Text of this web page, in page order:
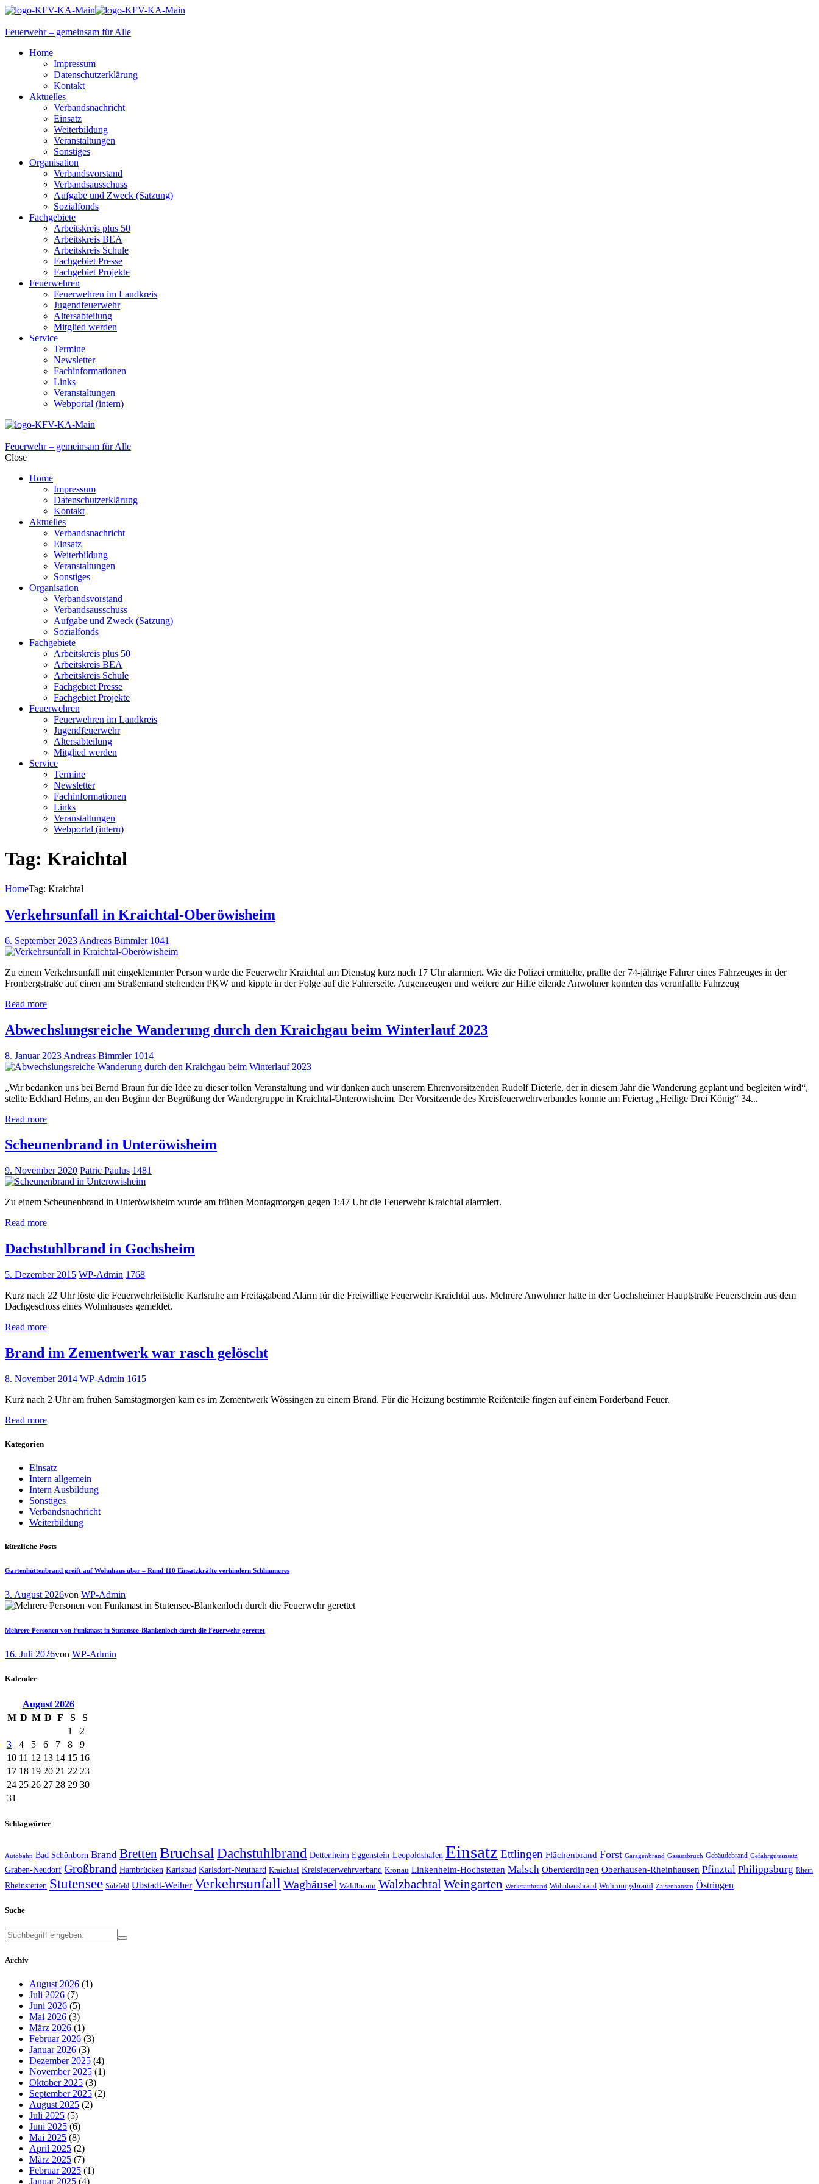
Feuerwehr – gemeinsam für Alle
Home
Impressum
Datenschutzerklärung
Kontakt
Aktuelles
Verbandsnachricht
Einsatz
Weiterbildung
Veranstaltungen
Sonstiges
Organisation
Verbandsvorstand
Verbandsausschuss
Aufgabe und Zweck (Satzung)
Sozialfonds
Fachgebiete
Arbeitskreis plus 50
Arbeitskreis BEA
Arbeitskreis Schule
Fachgebiet Presse
Fachgebiet Projekte
Feuerwehren
Feuerwehren im Landkreis
Jugendfeuerwehr
Altersabteilung
Mitglied werden
Service
Termine
Newsletter
Fachinformationen
Links
Veranstaltungen
Webportal (intern)
Feuerwehr – gemeinsam für Alle
Close
Home
Impressum
Datenschutzerklärung
Kontakt
Aktuelles
Verbandsnachricht
Einsatz
Weiterbildung
Veranstaltungen
Sonstiges
Organisation
Verbandsvorstand
Verbandsausschuss
Aufgabe und Zweck (Satzung)
Sozialfonds
Fachgebiete
Arbeitskreis plus 50
Arbeitskreis BEA
Arbeitskreis Schule
Fachgebiet Presse
Fachgebiet Projekte
Feuerwehren
Feuerwehren im Landkreis
Jugendfeuerwehr
Altersabteilung
Mitglied werden
Service
Termine
Newsletter
Fachinformationen
Links
Veranstaltungen
Webportal (intern)
Tag: Kraichtal
HomeTag: Kraichtal
Verkehrsunfall in Kraichtal-Oberöwisheim
6. September 2023 Andreas Bimmler 1041
Zu einem Verkehrsunfall mit eingeklemmter Person wurde die Feuerwehr Kraichtal am Dienstag kurz nach 17 Uhr alarmiert. Wie die Polizei ermittelte, prallte der 74-jährige Fahrer eines Fahrzeuges in der
Fronbergstraße auf einen am Straßenrand stehenden PKW und kippte in der Folge auf die Fahrerseite. Augenzeugen und weitere zur Hilfe eilende Anwohner konnten das verunfallte Fahrzeug
Read more
Abwechslungsreiche Wanderung durch den Kraichgau beim Winterlauf 2023
8. Januar 2023 Andreas Bimmler 1014
„Wir bedanken uns bei Bernd Braun für die Idee zu dieser tollen Veranstaltung und wir danken auch unserem Ehrenvorsitzenden Rudolf Dieterle, der in diesem Jahr die Wanderung geplant und begleiten wird“,
stellte Eckhard Helms, an den Beginn der Begrüßung der Wandergruppe in Kraichtal-Unteröwisheim. Der Vorsitzende des Kreisfeuerwehrverbandes konnte am Feiertag „Heilige Drei König“ 34...
Read more
Scheunenbrand in Unteröwisheim
9. November 2020 Patric Paulus 1481
Zu einem Scheunenbrand in Unteröwisheim wurde am frühen Montagmorgen gegen 1:47 Uhr die Feuerwehr Kraichtal alarmiert.
Read more
Dachstuhlbrand in Gochsheim
5. Dezember 2015 WP-Admin 1768
Kurz nach 22 Uhr löste die Feuerwehrleitstelle Karlsruhe am Freitagabend Alarm für die Freiwillige Feuerwehr Kraichtal aus. Mehrere Anwohner hatte in der Gochsheimer Hauptstraße Feuerschein aus dem
Dachgeschoss eines Wohnhauses gemeldet.
Read more
Brand im Zementwerk war rasch gelöscht
8. November 2014 WP-Admin 1615
Kurz nach 2 Uhr am frühen Samstagmorgen kam es im Zementwerk Wössingen zu einem Brand. Für die Heizung bestimmte Reifenteile fingen auf einem Förderband Feuer.
Read more
Kategorien
Einsatz
Intern allgemein
Intern Ausbildung
Sonstiges
Verbandsnachricht
Weiterbildung
kürzliche Posts
Gartenhüttenbrand greift auf Wohnhaus über – Rund 110 Einsatzkräfte verhindern Schlimmeres
3. August 2026von WP-Admin
Mehrere Personen von Funkmast in Stutensee-Blankenloch durch die Feuerwehr gerettet
16. Juli 2026von WP-Admin
Kalender
August 2026
M D M D F S
S
1
2
3
4 5 6 7 8
9
10 11 12 13 14 15 16
17 18 19 20 21 22 23
24 25 26 27 28 29 30
31
Schlagwörter
Autobahn Bad Schönborn Brand Bretten Bruchsal Dachstuhlbrand Dettenheim Eggenstein-Leopoldshafen Einsatz Ettlingen Flächenbrand Forst Garagenbrand Gasausbruch Gebäudebrand Gefahrguteinsatz
Graben-Neudorf Großbrand Hambrücken Karlsbad Karlsdorf-Neuthard Kraichtal Kreisfeuerwehrverband Kronau Linkenheim-Hochstetten Malsch Oberderdingen Oberhausen-Rheinhausen Pfinztal Philippsburg Rhein
Rheinstetten Stutensee Sulzfeld Ubstadt-Weiher Verkehrsunfall Waghäusel Waldbronn Walzbachtal Weingarten Werkstattbrand Wohnhausbrand Wohnungsbrand Zaisenhausen Östringen
Suche
Archiv
August 2026 (1)
Juli 2026 (7)
Juni 2026 (5)
Mai 2026 (3)
März 2026 (1)
Februar 2026 (3)
Januar 2026 (3)
Dezember 2025 (4)
November 2025 (1)
Oktober 2025 (3)
September 2025 (2)
August 2025 (2)
Juli 2025 (5)
Juni 2025 (6)
Mai 2025 (8)
April 2025 (2)
März 2025 (7)
Februar 2025 (1)
Januar 2025 (4)